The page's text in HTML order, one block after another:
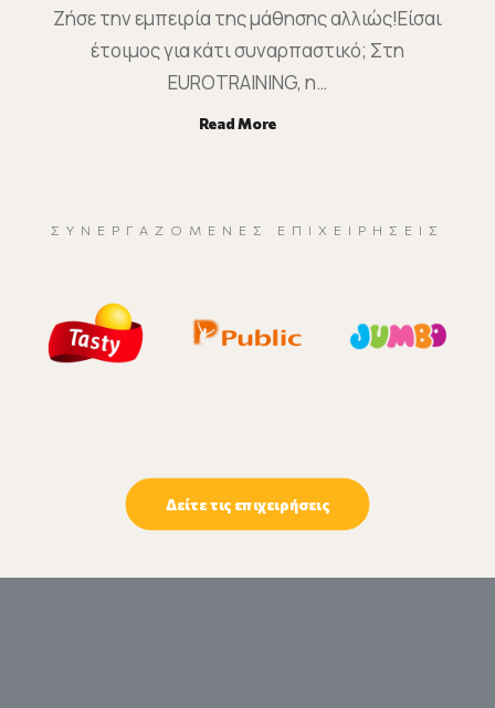
Ζήσε την εμπειρία της μάθησης αλλιώς!Είσαι
έτοιμος για κάτι συναρπαστικό; Στη
EUROTRAINING, η…
Read More
ΣΥΝΕΡΓΑΖΌΜΕΝΕΣ ΕΠΙΧΕΙΡΉΣΕΙΣ
Δείτε τις επιχειρήσεις